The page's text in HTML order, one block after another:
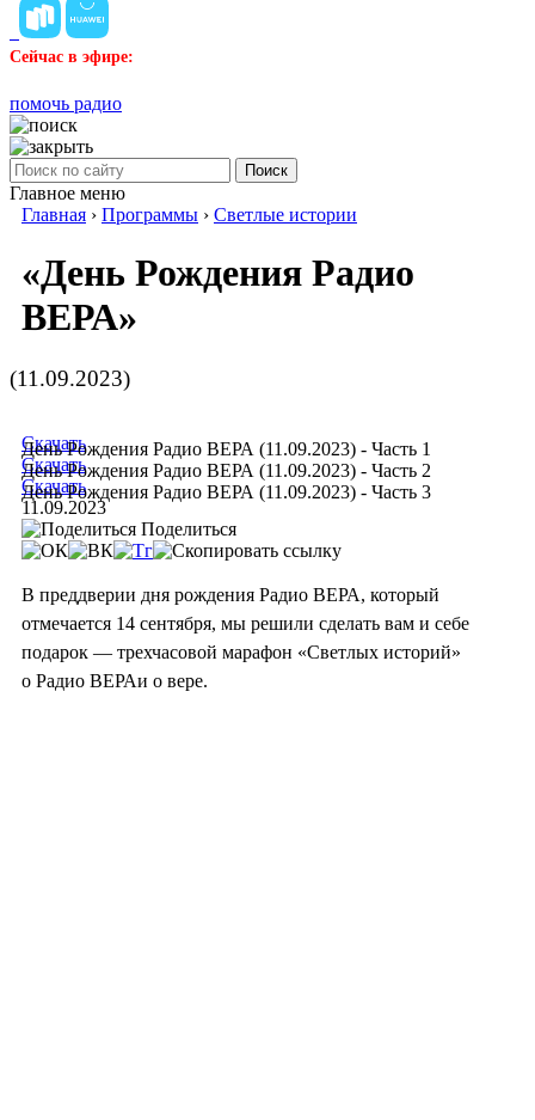
Сейчас в эфире:
помочь радио
Поиск
Главное меню
Главная › Программы › Светлые истории
«День Рождения Радио
ВЕРА»
(11.09.2023)
День Рождения Радио ВЕРА (11.09.2023) - Часть 1
Скачать
День Рождения Радио ВЕРА (11.09.2023) - Часть 2
Скачать
День Рождения Радио ВЕРА (11.09.2023) - Часть 3
Скачать
11.09.2023
Поделиться
В преддверии дня рождения Радио ВЕРА, который
отмечается 14 сентября, мы решили сделать вам и себе
подарок — трехчасовой марафон «Светлых историй»
о Радио ВЕРАи о вере.